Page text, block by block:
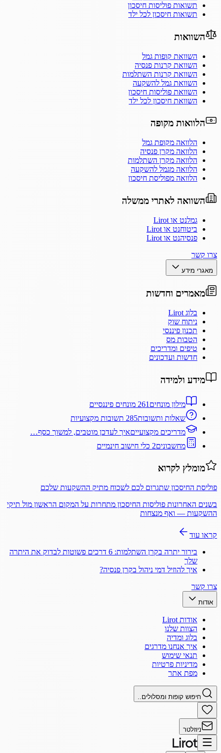
תשואות פוליסות חיסכון
תשואות חיסכון לכל ילד
השוואות
השוואת קופות גמל
השוואת קרנות פנסיה
השוואת קרנות השתלמות
השוואת גמל להשקעה
השוואת פוליסות חיסכון
השוואת חיסכון לכל ילד
הלוואות מקופה
הלוואה מקופת גמל
הלוואה מקרן פנסיה
הלוואה מקרן השתלמות
הלוואה מגמל להשקעה
הלוואה מפוליסת חיסכון
השוואה לאתרי ממשלה
גמלנט או Lirot
ביטוחנט או Lirot
פנסיהנט או Lirot
צרו קשר
מאגרי מידע
מאמרים וחדשות
בלוג Lirot
ניתוח שוק
תכנון פיננסי
הטבות מס
טיפים ומדריכים
חדשות ועדכונים
מידע ולמידה
מילון מונחים 261 מונחים פיננסיים
שאלות ותשובות285 תשובות מקצועיות
מדריכים מקצועייםאיך לעדכן מוטבים, למשוך כסף…
מחשבונים2 כלי חישוב חינמיים
מומלץ לקרוא
פוליסת החיסכון שתגרום לכם לשכוח מתיק ההשקעות שלכם
בשנים האחרונות פוליסות החיסכון מתחרות על המקום הראשון מול תיקי
ההשקעות — ואף מנצחות
קראו עוד
בירור יתרה בקרן השתלמות: 6 דרכים פשוטות לבדוק את היתרה
שלך
איך להוזיל דמי ניהול בקרן פנסיה?
צרו קשר
אודות
אודות Lirot
הצוות שלנו
בלוג ומדיה
איך אנחנו מדרגים
תנאי שימוש
מדיניות פרטיות
מפת אתר
חיפוש קופות ומסלולים..
ניוזלטר